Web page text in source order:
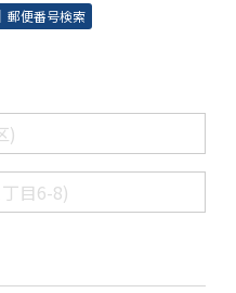
郵便番号検索